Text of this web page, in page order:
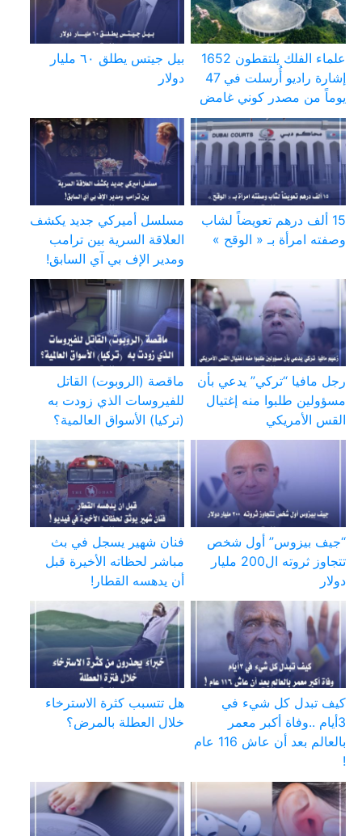
علماء الفلك يلتقطون 1652
إشارة راديو أُرسلت في 47
يوماً من مصدر كوني غامض
بيل جيتس يطلق ٦٠ مليار
دولار
15 ألف درهم تعويضاً لشاب
وصفته امرأة بـ « الوقح »
مسلسل أميركي جديد يكشف
العلاقة السرية بين ترامب
ومدير الإف بي آي السابق!
رجل مافيا “تركي” يدعي بأن
مسؤولين طلبوا منه إغتيال
القس الأمريكي
ماقصة (الروبوت) القاتل
للفيروسات الذي زودت به
(تركيا) الأسواق العالمية؟
“جيف بيزوس” أول شخص
تتجاوز ثروته ال200 مليار
دولار
فنان شهير يسجل في بث
مباشر لحظاته الأخيرة قبل
أن يدهسه القطار!
كيف تبدل كل شيء في
3أيام ..وفاة أكبر معمر
بالعالم بعد أن عاش 116 عام
!
هل تتسبب كثرة الاسترخاء
خلال العطلة بالمرض؟